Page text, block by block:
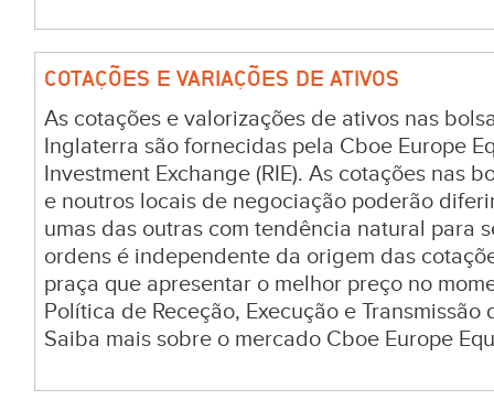
COTAÇÕES E VARIAÇÕES DE ATIVOS
As cotações e valorizações de ativos nas
Inglaterra são fornecidas pela Cboe Europe
Investment Exchange (RIE). As cotações nas
e noutros locais de negociação poderão
umas das outras com tendência natural para
ordens é independente da origem das
praça que apresentar o melhor preço no
Política de Receção, Execução e Transmissão
Saiba mais sobre o mercado Cboe Europe